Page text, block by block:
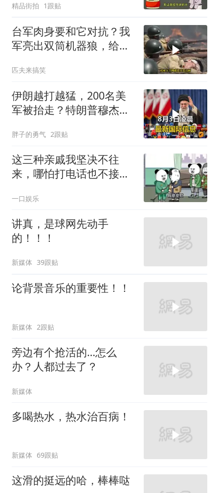
精品街拍 1跟贴
台军肉身要和它对抗？我
军亮出双筒机器狼，给登
匹夫来搞笑
伊朗越打越猛，200名美
军被抬走？特朗普穆杰塔
胖子的勇气 2跟贴
这三种亲戚我坚决不往
来，哪怕打电话也不接，
一口娱乐
讲真，是球网先动手
的！！！
新媒体 39跟贴
论背景音乐的重要性！！
新媒体 2跟贴
旁边有个抢活的…怎么
办？人都过去了？
新媒体
多喝热水，热水治百病！
新媒体 69跟贴
这滑的挺远的哈，棒棒哒